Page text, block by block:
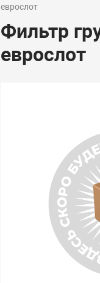
еврослот
Фильтр
еврослот